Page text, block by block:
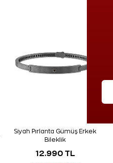
Siyah Pırlanta Gümüş Erkek
Bileklik
12.990 TL